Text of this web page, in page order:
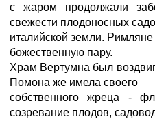
с жаром продолжали
свежести плодоносных
италийской земли.
божественную пару.
Храм Вертумна был
Помона же имела своего
собственного жреца -
созревание плодов,